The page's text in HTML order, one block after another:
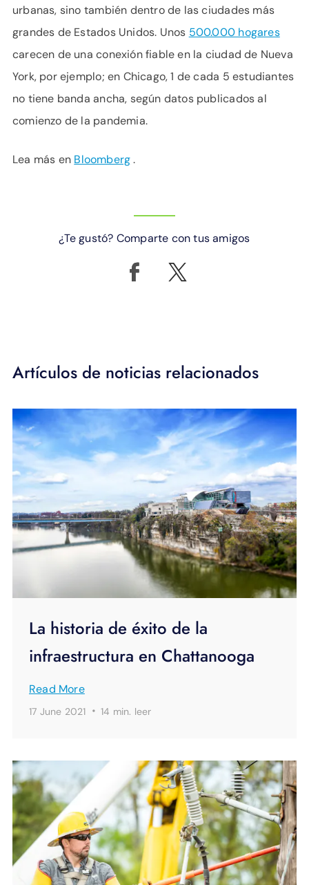
urbanas, sino también dentro de las ciudades más
grandes de Estados Unidos. Unos 500.000 hogares
carecen de una conexión fiable en la ciudad de Nueva
York, por ejemplo; en Chicago, 1 de cada 5 estudiantes
no tiene banda ancha, según datos publicados al
comienzo de la pandemia.
Lea más en Bloomberg.
¿Te gustó? Comparte con tus amigos
Artículos de noticias relacionados
La historia de éxito de la
infraestructura en Chattanooga
Read More
17 June 2021 ·14 min. leer